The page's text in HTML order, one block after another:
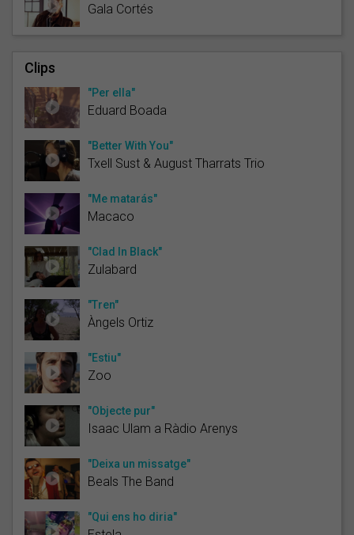
Gala Cortés
Clips
"Per ella"
Eduard Boada
"Better With You"
Txell Sust & August Tharrats Trio
"Me matarás"
Macaco
"Clad In Black"
Zulabard
"Tren"
Àngels Ortiz
"Estiu"
Zoo
"Objecte pur"
Isaac Ulam a Ràdio Arenys
"Deixa un missatge"
Beals The Band
"Qui ens ho diria"